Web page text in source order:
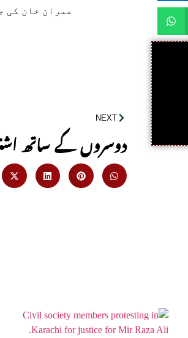
عمران خان کی
NEXT
:دوسروں کے ساتھ